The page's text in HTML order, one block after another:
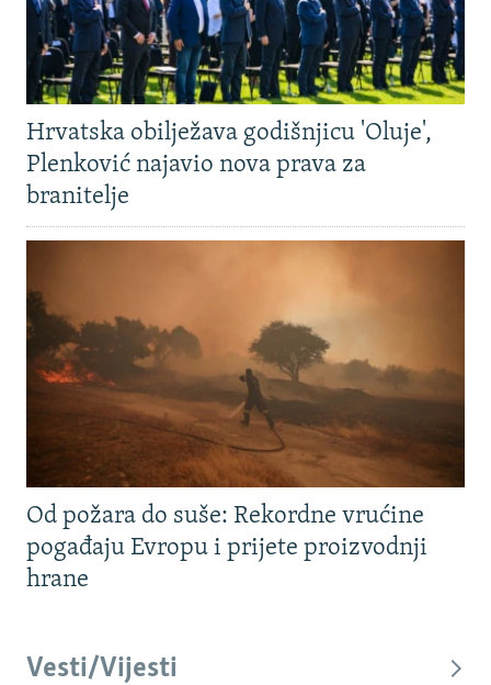
Hrvatska obilježava godišnjicu 'Oluje',
Plenković najavio nova prava za
branitelje
Od požara do suše: Rekordne vrućine
pogađaju Evropu i prijete proizvodnji
hrane
Vesti/Vijesti